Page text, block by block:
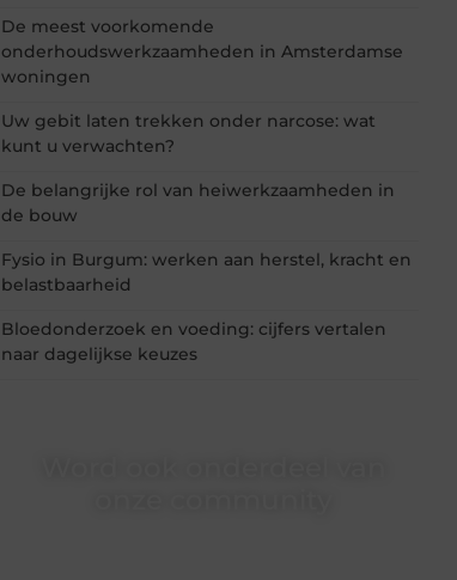
De meest voorkomende
onderhoudswerkzaamheden in Amsterdamse
woningen
Uw gebit laten trekken onder narcose: wat
kunt u verwachten?
De belangrijke rol van heiwerkzaamheden in
de bouw
Fysio in Burgum: werken aan herstel, kracht en
belastbaarheid
Bloedonderzoek en voeding: cijfers vertalen
naar dagelijkse keuzes